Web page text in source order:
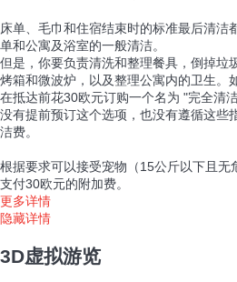
床单、毛巾和住宿结束时的标准最后清洁
单和公寓及浴室的一般清洁。
但是，你要负责清洗和整理餐具，倒掉垃
烤箱和微波炉，以及整理公寓内的卫生。
在抵达前花30欧元订购一个名为 "完全清
没有提前预订这个选项，也没有遵循这些
洁费。
根据要求可以接受宠物（15公斤以下且无
支付30欧元的附加费。
更多详情
隐藏详情
3D虚拟游览